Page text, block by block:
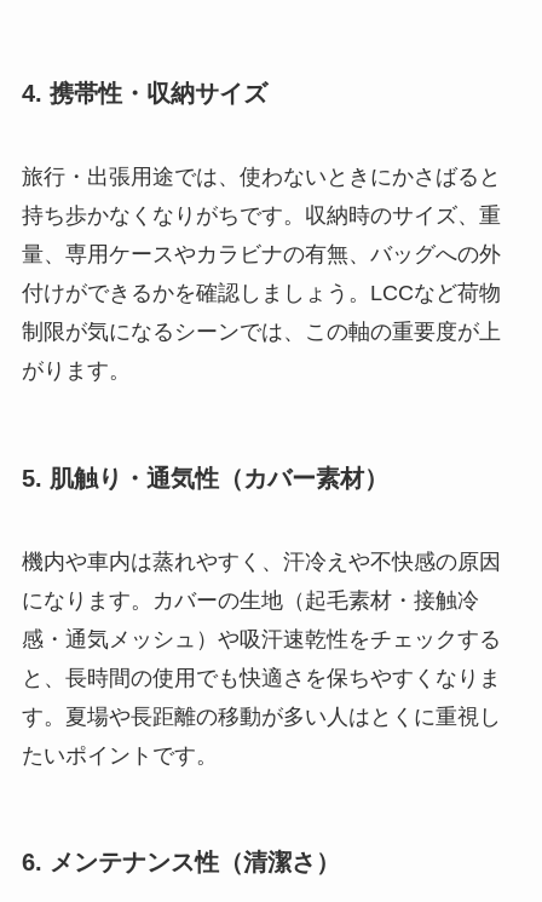
4. 携帯性・収納サイズ
旅行・出張用途では、使わないときにかさばると
持ち歩かなくなりがちです。収納時のサイズ、重
量、専用ケースやカラビナの有無、バッグへの外
付けができるかを確認しましょう。LCCなど荷物
制限が気になるシーンでは、この軸の重要度が上
がります。
5. 肌触り・通気性（カバー素材）
機内や車内は蒸れやすく、汗冷えや不快感の原因
になります。カバーの生地（起毛素材・接触冷
感・通気メッシュ）や吸汗速乾性をチェックする
と、長時間の使用でも快適さを保ちやすくなりま
す。夏場や長距離の移動が多い人はとくに重視し
たいポイントです。
6. メンテナンス性（清潔さ）